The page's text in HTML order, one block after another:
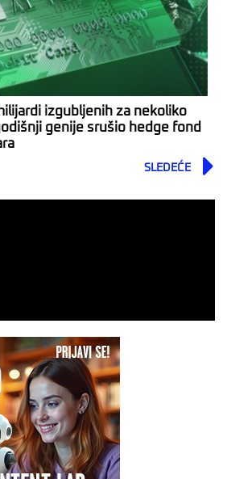
izgubljenih za nekoliko
genije srušio hedge fond
SLEDEĆE